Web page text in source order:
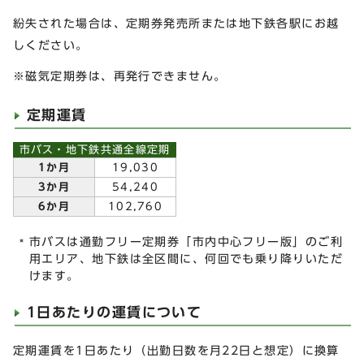
紛失された場合は、定期券発売所または地下鉄各駅にお越
しください。
※磁気定期券は、再発行できません。
定期運賃
市バス・地下鉄共通全線定期
1か月
19,030
3か月
54,240
6か月
102,760
市バスは通勤フリー定期券「市内中心フリー版」のご利
用エリア、地下鉄は全区間に、何回でも乗り降りいただ
けます。
1日あたりの運賃について
定期運賃を1日あたり（出勤日数を月22日と想定）に換算